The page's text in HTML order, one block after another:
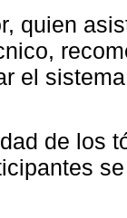
quien
el
de los